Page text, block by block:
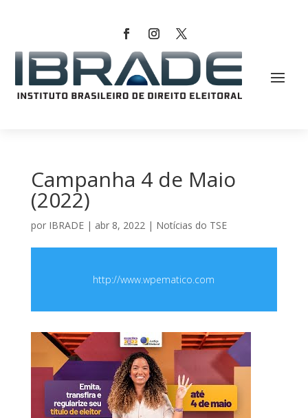
Campanha 4 de Maio
(2022)
por IBRADE| abr 8, 2022| Notícias do TSE
http://www.wpematico.com